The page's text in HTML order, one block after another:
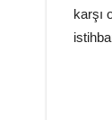
karşı